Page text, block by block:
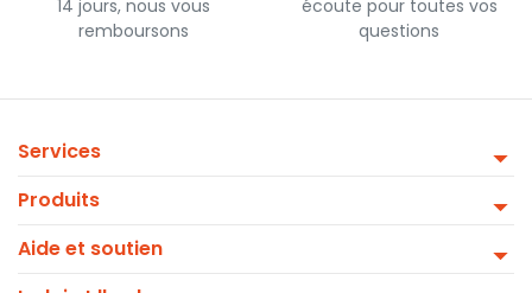
14 jours, nous vous
remboursons
écoute pour toutes vos
questions
Services
Produits
Aide et soutien